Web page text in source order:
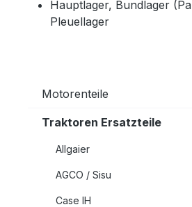
Hauptlager, Bundlager
Pleuellager
Motorenteile
Traktoren Ersatzteile
Allgaier
AGCO / Sisu
Case IH